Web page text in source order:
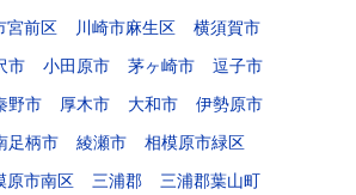
宮前区 川崎市麻生区
横須賀市
市 小田原市 茅ヶ崎市
逗子市
野市 厚木市 大和市
伊勢原市
足柄市 綾瀬市
相模原市緑区
原市南区 三浦郡
三浦郡葉山町